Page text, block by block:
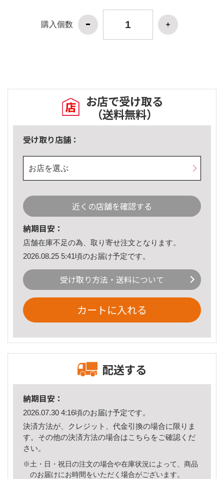
購入個数
お店で受け取る
（送料無料）
受け取り店舗：
お店を選ぶ
近くの店舗を確認する
納期目安：
店舗在庫不足の為、取り寄せ注文となります。
2026.08.25 5:41頃のお届け予定です。
受け取り方法・送料について
カートに入れる
配送する
納期目安：
2026.07.30 4:16頃のお届け予定です。
決済方法が、クレジット、代金引換の場合に限りま
す。その他の決済方法の場合はこちら をご確認くだ
さい。
※土・日・祝日の注文の場合や在庫状況によって、商品
のお届けにお時間をいただく場合がございます。